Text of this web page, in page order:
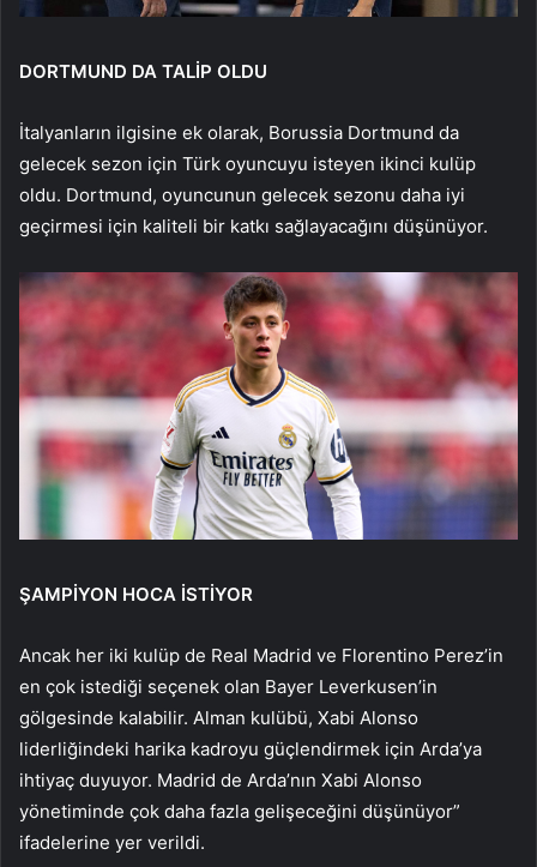
DORTMUND DA TALİP OLDU
İtalyanların ilgisine ek olarak, Borussia Dortmund da
gelecek sezon için Türk oyuncuyu isteyen ikinci kulüp
oldu. Dortmund, oyuncunun gelecek sezonu daha iyi
geçirmesi için kaliteli bir katkı sağlayacağını düşünüyor.
ŞAMPİYON HOCA İSTİYOR
Ancak her iki kulüp de Real Madrid ve Florentino Perez’in
en çok istediği seçenek olan Bayer Leverkusen’in
gölgesinde kalabilir. Alman kulübü, Xabi Alonso
liderliğindeki harika kadroyu güçlendirmek için Arda’ya
ihtiyaç duyuyor. Madrid de Arda’nın Xabi Alonso
yönetiminde çok daha fazla gelişeceğini düşünüyor”
ifadelerine yer verildi.